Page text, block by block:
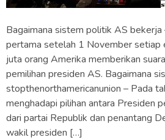
Bagaimana sistem politik AS bekerja
pertama setelah 1 November setiap
juta orang Amerika memberikan
pemilihan presiden AS. Bagaimana
stopthenorthamericanunion – Pada
menghadapi pilihan antara Presiden
dari partai Republik dan penantang
wakil presiden […]